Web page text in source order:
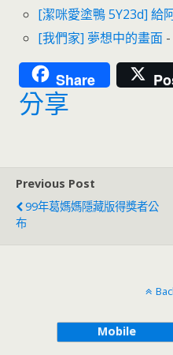
[潔咪愛塗鴨 5Y23d] 給
[我們家] 夢想中的畫面
Share
分享
Previous Post
99年葛媽媽隱藏版得獎者公
布
Mobile